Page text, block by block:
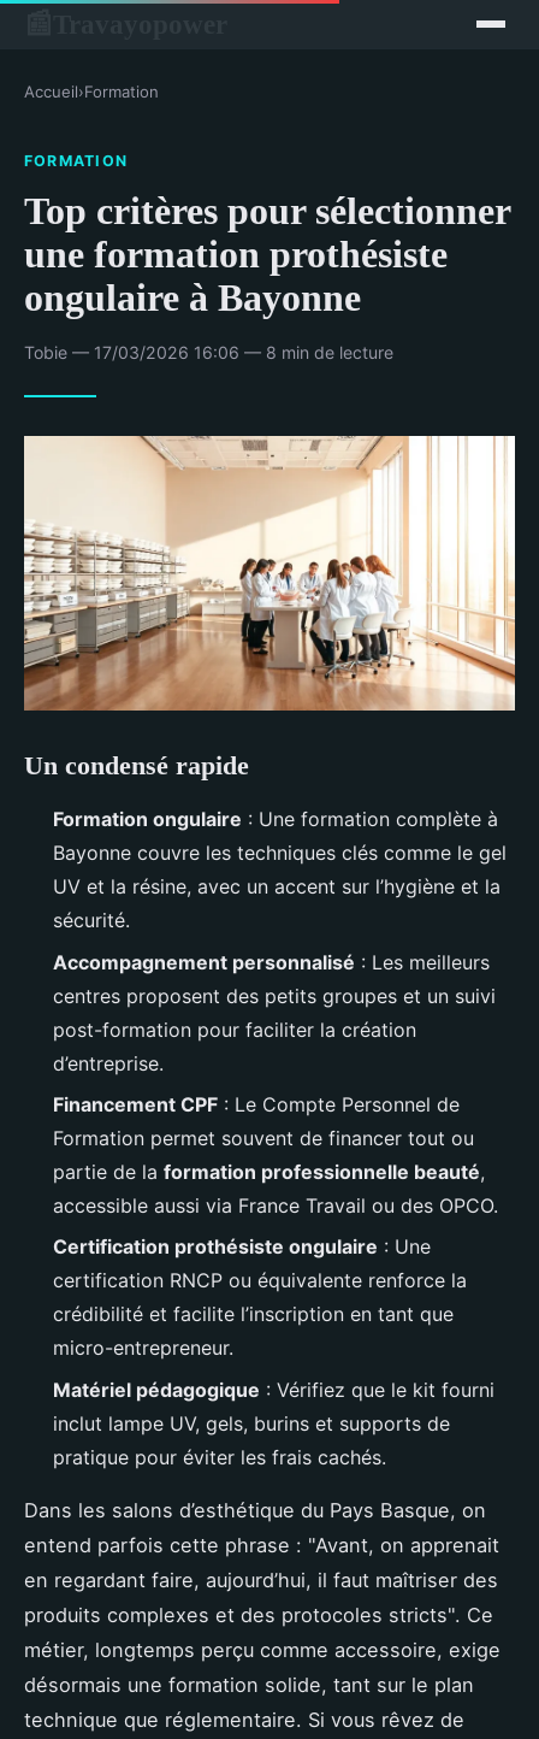
Accueil›Formation
FORMATION
Top critères pour sélectionner
une formation prothésiste
ongulaire à Bayonne
Tobie — 17/03/2026 16:06 — 8 min de lecture
Un condensé rapide
Formation ongulaire : Une formation complète à
Bayonne couvre les techniques clés comme le gel
UV et la résine, avec un accent sur l’hygiène et la
sécurité.
Accompagnement personnalisé : Les meilleurs
centres proposent des petits groupes et un suivi
post-formation pour faciliter la création
d’entreprise.
Financement CPF : Le Compte Personnel de
Formation permet souvent de financer tout ou
partie de la formation professionnelle beauté,
accessible aussi via France Travail ou des OPCO.
Certification prothésiste ongulaire : Une
certification RNCP ou équivalente renforce la
crédibilité et facilite l’inscription en tant que
micro-entrepreneur.
Matériel pédagogique : Vérifiez que le kit fourni
inclut lampe UV, gels, burins et supports de
pratique pour éviter les frais cachés.
Dans les salons d’esthétique du Pays Basque, on
entend parfois cette phrase : "Avant, on apprenait
en regardant faire, aujourd’hui, il faut maîtriser des
produits complexes et des protocoles stricts". Ce
métier, longtemps perçu comme accessoire, exige
désormais une formation solide, tant sur le plan
technique que réglementaire. Si vous rêvez de